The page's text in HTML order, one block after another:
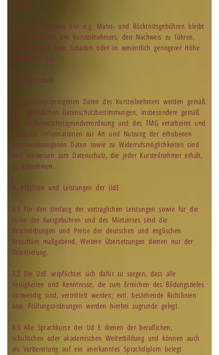
Vorrang.
6.6 Unberührt von den o.g. Mahn- und Rücktrittsgebühren bleibt
die Möglichkeit des Kursteilnehmers, den Nachweis zu führen,
dass der UdE kein Schaden oder in wesentlich geringerer Höhe
entstanden ist.
7. Datenschutz
Die personenbezogenen Daten des Kursteilnehmers werden gemäß
den gesetzlichen Datenschutzbestimmungen, insbesondere gemäß
der EU-Datenschutzgrundverordnung und des TMG verarbeitet und
geschützt. Informationen zur Art und Nutzung der erhobenen
personenbezogenen Daten sowie zu Widerrufsmöglichkeiten sind
den Hinweisen zum Datenschutz, die jeder Kursteilnehmer erhält,
zu entnehmen.
8. Pflichten und Leistungen der UdE
8.1 Für den Umfang der vertraglichen Leistungen sowie für die
Höhe der Kursgebühren und des Mietzinses sind die
Beschreibungen und Preise der deutschen und englischen
Broschüre maßgebend. Weitere Übersetzungen dienen nur der
Orientierung.
8.2 Die UdE verpflichtet sich dafür zu sorgen, dass alle
Fertigkeiten und Kenntnisse, die zum Erreichen des Bildungszieles
notwendig sind, vermittelt werden; evtl. bestehende Richtlinien
bzw. Prüfungsordnungen werden hierbei zugrunde gelegt.
8.3 Alle Sprachkurse der Ud E dienen der beruflichen,
schulischen oder akademischen Weiterbildung und können auch
als Vorbereitung auf ein anerkanntes Sprachdiplom belegt